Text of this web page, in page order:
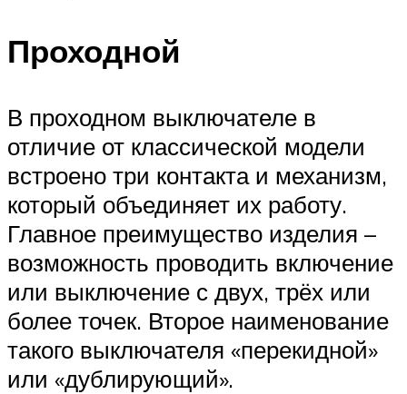
Проходной
В проходном выключателе в
отличие от классической модели
встроено три контакта и механизм,
который объединяет их работу.
Главное преимущество изделия –
возможность проводить включение
или выключение с двух, трёх или
более точек. Второе наименование
такого выключателя «перекидной»
или «дублирующий».